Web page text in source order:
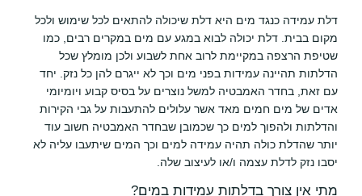
דלת עמידה כנגד מים היא דלת שיכולה להתאים לכל שימוש ולכל
מקום בבית. דלת יכולה לבוא במגע עם מים במקרים רבים, כמו
שטיפת הרצפה במקיימת לרוב אחת לשבוע ולכן מומלץ שכל
הדלתות תהיינה עמידות בפני מים וכך לא ייגרם להן כל נזק. יחד
עם זאת, בחדר האמבטיה למשל נוצרים על בסיס קבוע ויומיומי
אדים של מים חמים מאד אשר עלולים להתעבות על גבי הקירות
והדלתות ולהפוך למים כך שכמובן שבחדר האמבטיה חשוב עוד
יותר שהדלת כולה תהיה עמידה למים וכך המים שיתעבו עליה לא
יסבו נזק לדלת עצמה ו/או לעיצוב שלה.
מתי אין צורך בדלתות עמידות במים?